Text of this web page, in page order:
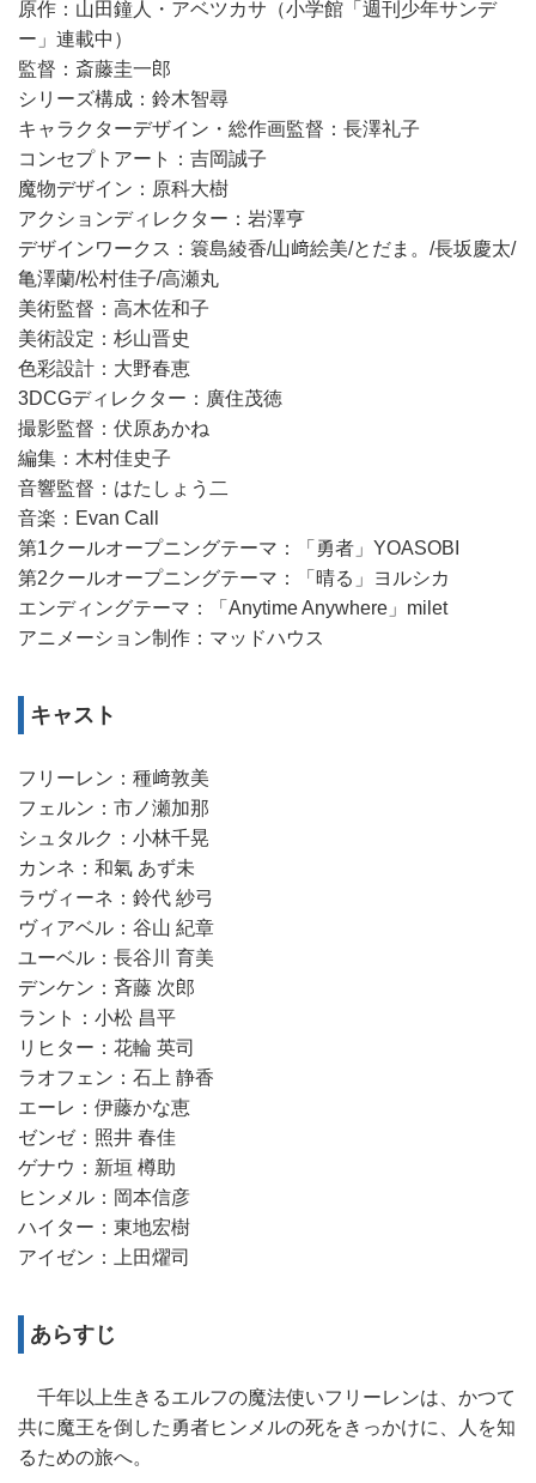
原作：山田鐘人・アベツカサ（小学館「週刊少年サンデ
ー」連載中）
監督：斎藤圭一郎
シリーズ構成：鈴木智尋
キャラクターデザイン・総作画監督：長澤礼子
コンセプトアート：吉岡誠子
魔物デザイン：原科大樹
アクションディレクター：岩澤亨
デザインワークス：簑島綾香/山﨑絵美/とだま。/長坂慶太/
亀澤蘭/松村佳子/高瀬丸
美術監督：高木佐和子
美術設定：杉山晋史
色彩設計：大野春恵
3DCGディレクター：廣住茂徳
撮影監督：伏原あかね
編集：木村佳史子
音響監督：はたしょう二
音楽：Evan Call
第1クールオープニングテーマ：「勇者」YOASOBI
第2クールオープニングテーマ：「晴る」ヨルシカ
エンディングテーマ：「Anytime Anywhere」milet
アニメーション制作：マッドハウス
キャスト
フリーレン：種﨑敦美
フェルン：市ノ瀬加那
シュタルク：小林千晃
カンネ：和氣 あず未
ラヴィーネ：鈴代 紗弓
ヴィアベル：谷山 紀章
ユーベル：長谷川 育美
デンケン：斉藤 次郎
ラント：小松 昌平
リヒター：花輪 英司
ラオフェン：石上 静香
エーレ：伊藤かな恵
ゼンゼ：照井 春佳
ゲナウ：新垣 樽助
ヒンメル：岡本信彦
ハイター：東地宏樹
アイゼン：上田燿司
あらすじ
千年以上生きるエルフの魔法使いフリーレンは、かつて
共に魔王を倒した勇者ヒンメルの死をきっかけに、人を知
るための旅へ。